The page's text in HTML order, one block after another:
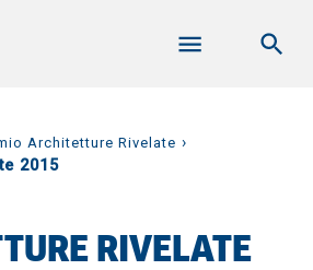
Architetture Rivelate ›
2015
RIVELATE